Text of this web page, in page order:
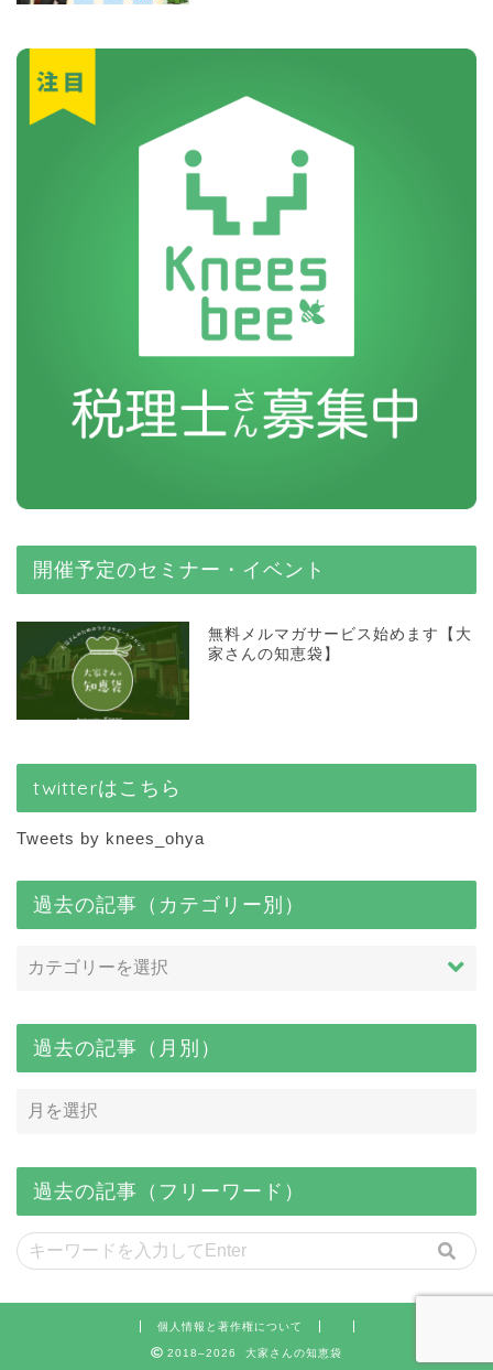
開催予定のセミナー・イベント
無料メルマガサービス始めます【大
家さんの知恵袋】
twitterはこちら
Tweets by knees_ohya
過去の記事（カテゴリー別）
過去の記事（月別）
過去の記事（フリーワード）
個人情報と著作権について
2018–2026 大家さんの知恵袋